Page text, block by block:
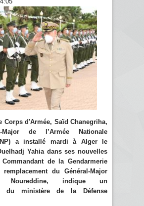
Corps d'Armée, Saïd Chanegriha,
Major de l’Armée Nationale
a installé mardi à Alger le
Yahia dans ses nouvelles
de la Gendarmerie
du Général-Major
Noureddine, indique un
du ministère de la Défense